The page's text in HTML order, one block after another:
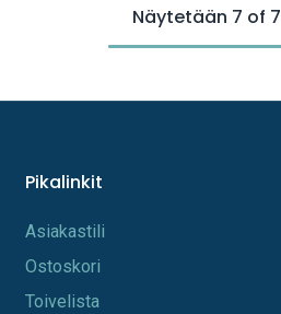
Näytetään 7 of
Pikalinkit
A​s​iakastili
Os​toskori
Toi​velista